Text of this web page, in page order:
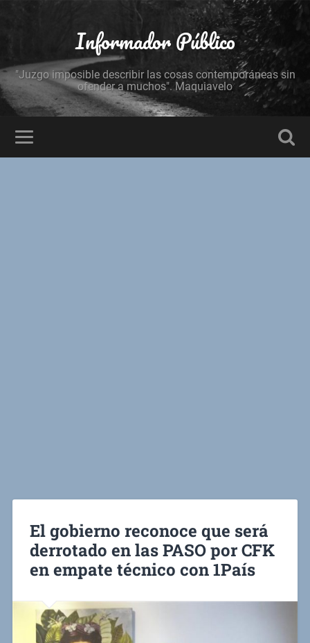
Informador Público
"Juzgo imposible describir las cosas contemporáneas sin
ofender a muchos". Maquiavelo
El gobierno reconoce que será
derrotado en las PASO por CFK
en empate técnico con 1País